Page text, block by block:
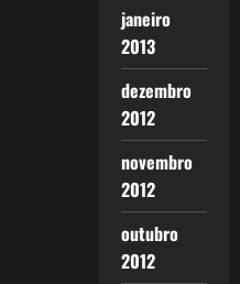
janeiro
2013
dezembro
2012
novembro
2012
outubro
2012